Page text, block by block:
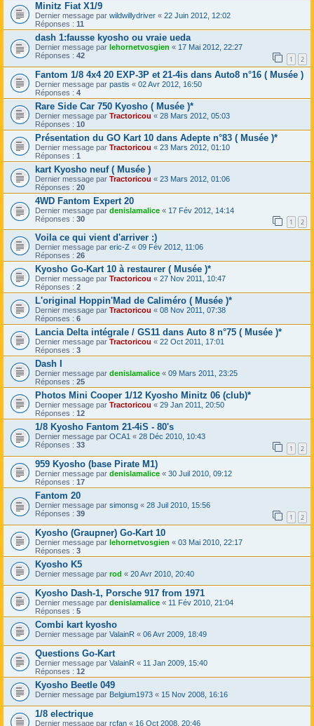
Minitz Fiat X1/9
Dernier message par wildwillydriver « 22 Juin 2012, 12:02
Réponses : 11
dash 1:fausse kyosho ou vraie ueda
Dernier message par lehornetvosgien « 17 Mai 2012, 22:27
Réponses : 42 1 2
Fantom 1/8 4x4 20 EXP-3P et 21-4is dans Auto8 n°16 ( Musée )
Dernier message par pastis « 02 Avr 2012, 16:50
Réponses : 4
Rare Side Car 750 Kyosho ( Musée )*
Dernier message par Tractoricou « 28 Mars 2012, 05:03
Réponses : 10
Présentation du GO Kart 10 dans Adepte n°83 ( Musée )*
Dernier message par Tractoricou « 23 Mars 2012, 01:10
Réponses : 1
kart Kyosho neuf ( Musée )
Dernier message par Tractoricou « 23 Mars 2012, 01:06
Réponses : 20
4WD Fantom Expert 20
Dernier message par denislamalice « 17 Fév 2012, 14:14
Réponses : 30 1 2
Voila ce qui vient d'arriver :)
Dernier message par eric-Z « 09 Fév 2012, 11:06
Réponses : 26
Kyosho Go-Kart 10 à restaurer ( Musée )*
Dernier message par Tractoricou « 27 Nov 2011, 10:47
Réponses : 2
L'original Hoppin'Mad de Caliméro ( Musée )*
Dernier message par Tractoricou « 08 Nov 2011, 07:38
Réponses : 6
Lancia Delta intégrale / GS11 dans Auto 8 n°75 ( Musée )*
Dernier message par Tractoricou « 22 Oct 2011, 17:01
Réponses : 3
Dash I
Dernier message par denislamalice « 09 Mars 2011, 23:25
Réponses : 25
Photos Mini Cooper 1/12 Kyosho Minitz 06 (club)*
Dernier message par Tractoricou « 29 Jan 2011, 20:50
Réponses : 12
1/8 Kyosho Fantom 21-4iS - 80's
Dernier message par OCA1 « 28 Déc 2010, 10:43
Réponses : 33 1 2
959 Kyosho (base Pirate M1)
Dernier message par denislamalice « 30 Juil 2010, 09:12
Réponses : 17
Fantom 20
Dernier message par simonsg « 28 Juil 2010, 15:56
Réponses : 39 1 2
Kyosho (Graupner) Go-Kart 10
Dernier message par lehornetvosgien « 03 Mai 2010, 22:17
Réponses : 3
Kyosho K5
Dernier message par rod « 20 Avr 2010, 20:40
Kyosho Dash-1, Porsche 917 from 1971
Dernier message par denislamalice « 11 Fév 2010, 21:04
Réponses : 5
Combi kart kyosho
Dernier message par ValainR « 06 Avr 2009, 18:49
Questions Go-Kart
Dernier message par ValainR « 11 Jan 2009, 15:40
Réponses : 12
Kyosho Beetle 049
Dernier message par Belgium1973 « 15 Nov 2008, 16:16
1/8 electrique
Dernier message par rcfan « 16 Oct 2008, 20:46